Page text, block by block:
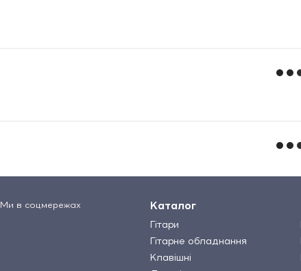
Ми в соцмережах Каталог
Гітари
Гітарне обладнання
Клавішні